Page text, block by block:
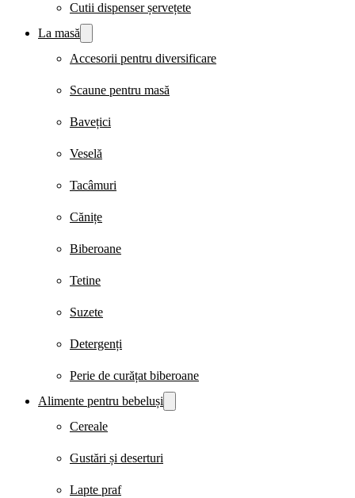
Cutii dispenser șervețete
La masă
Accesorii pentru diversificare
Scaune pentru masă
Bavețici
Veselă
Tacâmuri
Cănițe
Biberoane
Tetine
Suzete
Detergenți
Perie de curățat biberoane
Alimente pentru bebeluși
Cereale
Gustări și deserturi
Lapte praf